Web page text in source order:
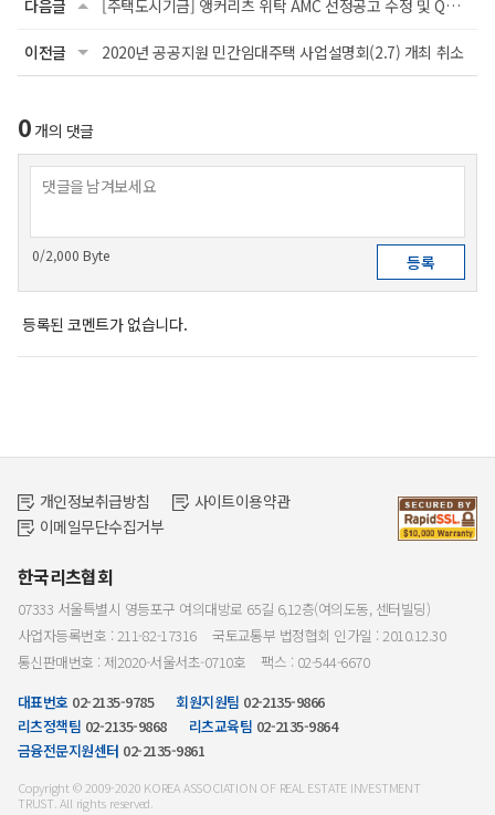
다음글 [주택도시기금] 앵커리츠 위탁 AMC 선정공고 수정 및 Q&A 안내
이전글 2020년 공공지원 민간임대주택 사업설명회(2.7) 개최 취소
0개의 댓글
0/2,000 Byte
등록된 코멘트가 없습니다.
개인정보취급방침
사이트이용약관
이메일무단수집거부
한국리츠협회
07333 서울특별시 영등포구 여의대방로 65길 6,12층(여의도동, 센터빌딩)
사업자등록번호 : 211-82-17316
국토교통부 법정협회 인가일 : 2010.12.30
통신판매번호 : 제2020-서울서초-0710호
팩스 : 02-544-6670
대표번호 02-2135-9785 회원지원팀 02-2135-9866
리츠정책팀 02-2135-9868 리츠교육팀 02-2135-9864
금융전문지원센터 02-2135-9861
Copyright © 2009-2020 KOREA ASSOCIATION OF REAL ESTATE INVESTMENT
TRUST. All rights reserved.